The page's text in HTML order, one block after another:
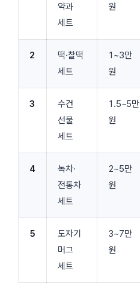
약과
세트
원
2
떡·찰떡
세트
1~3만
원
3
수건
선물
세트
1.5~5만
원
4
녹차·
전통차
세트
2~5만
원
5
도자기
머그
세트
3~7만
원